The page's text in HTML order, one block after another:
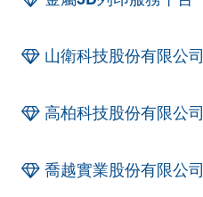
山衛科技股份有限公司
高柏科技股份有限公司
喬越實業股份有限公司